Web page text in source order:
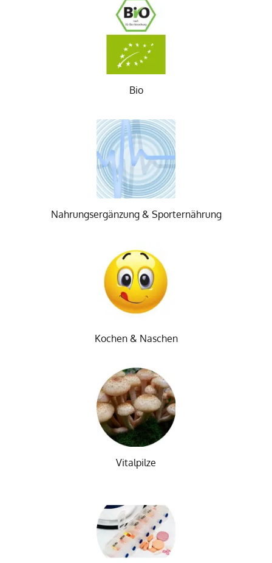
Bio
Nahrungsergänzung & Sporternährung
Kochen & Naschen
Vitalpilze